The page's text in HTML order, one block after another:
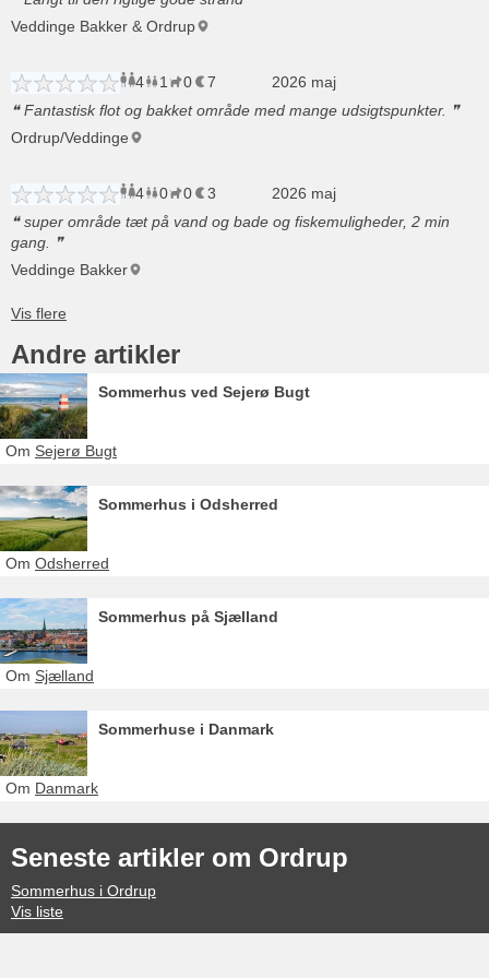
Veddinge Bakker & Ordrup
4 voksne
1 barn
0 husdyr
7 overnatninger
2026 maj
Fantastisk flot og bakket område med mange udsigtspunkter.
Ordrup/Veddinge
4 voksne
0 børn
0 husdyr
3 overnatninger
2026 maj
super område tæt på vand og bade og fiskemuligheder, 2 min
gang.
Veddinge Bakker
Andre artikler
Sommerhus ved Sejerø Bugt
Om Sejerø Bugt
Sommerhus i Odsherred
Om Odsherred
Sommerhus på Sjælland
Om Sjælland
Sommerhuse i Danmark
Om Danmark
Seneste artikler om Ordrup
Sommerhus i Ordrup
Vis liste